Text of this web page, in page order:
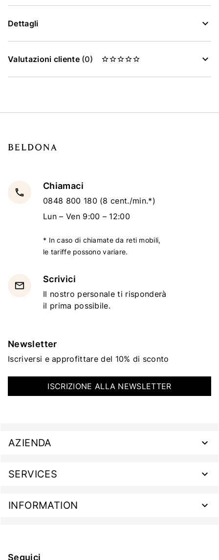
Dettagli
Valutazioni cliente (0)
local_phone
Chiamaci
0848 800 180 (8 cent./min.*)
Lun – Ven 9:00 – 12:00
* In caso di chiamate da reti mobili,
le tariffe possono variare.
email
Scrivici
Il nostro personale ti risponderà
il prima possibile.
Newsletter
Iscriversi e approfittare del 10% di sconto
ISCRIZIONE ALLA NEWSLETTER
AZIENDA
SERVICES
INFORMATION
Seguici